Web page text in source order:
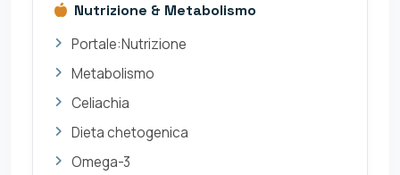
Nutrizione & Metabolismo
Portale:Nutrizione
Metabolismo
Celiachia
Dieta chetogenica
Omega-3